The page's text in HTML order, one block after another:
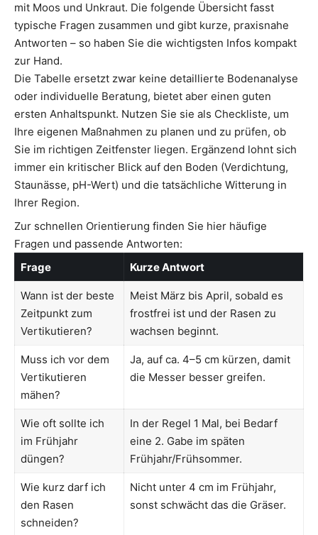
mit Moos und Unkraut. Die folgende Übersicht fasst
typische Fragen zusammen und gibt kurze, praxisnahe
Antworten – so haben Sie die wichtigsten Infos kompakt
zur Hand.
Die Tabelle ersetzt zwar keine detaillierte Bodenanalyse
oder individuelle Beratung, bietet aber einen guten
ersten Anhaltspunkt. Nutzen Sie sie als Checkliste, um
Ihre eigenen Maßnahmen zu planen und zu prüfen, ob
Sie im richtigen Zeitfenster liegen. Ergänzend lohnt sich
immer ein kritischer Blick auf den Boden (Verdichtung,
Staunässe, pH-Wert) und die tatsächliche Witterung in
Ihrer Region.
Zur schnellen Orientierung finden Sie hier häufige
Fragen und passende Antworten:
Frage
Kurze Antwort
Wann ist der beste
Zeitpunkt zum
Vertikutieren?
Meist März bis April, sobald es
frostfrei ist und der Rasen zu
wachsen beginnt.
Muss ich vor dem
Vertikutieren
mähen?
Ja, auf ca. 4–5 cm kürzen, damit
die Messer besser greifen.
Wie oft sollte ich
im Frühjahr
düngen?
In der Regel 1 Mal, bei Bedarf
eine 2. Gabe im späten
Frühjahr/Frühsommer.
Wie kurz darf ich
den Rasen
schneiden?
Nicht unter 4 cm im Frühjahr,
sonst schwächt das die Gräser.